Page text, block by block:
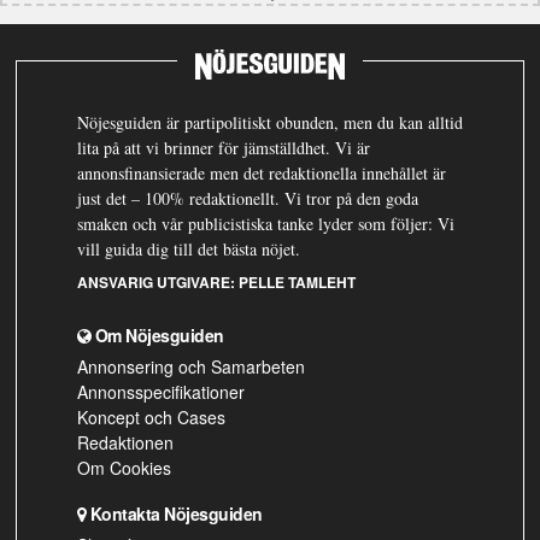
Nöjesguiden är partipolitiskt obunden, men du kan alltid
lita på att vi brinner för jämställdhet. Vi är
annonsfinansierade men det redaktionella innehållet är
just det – 100% redaktionellt. Vi tror på den goda
smaken och vår publicistiska tanke lyder som följer: Vi
vill guida dig till det bästa nöjet.
ANSVARIG UTGIVARE: PELLE TAMLEHT
Om Nöjesguiden
Annonsering och Samarbeten
Annonsspecifikationer
Koncept och Cases
Redaktionen
Om Cookies
Kontakta Nöjesguiden